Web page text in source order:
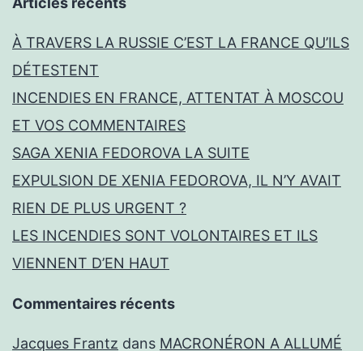
À TRAVERS LA RUSSIE C’EST LA FRANCE QU’ILS
DÉTESTENT
INCENDIES EN FRANCE, ATTENTAT À MOSCOU
ET VOS COMMENTAIRES
SAGA XENIA FEDOROVA LA SUITE
EXPULSION DE XENIA FEDOROVA, IL N’Y AVAIT
RIEN DE PLUS URGENT ?
LES INCENDIES SONT VOLONTAIRES ET ILS
VIENNENT D’EN HAUT
Commentaires récents
Jacques Frantz dans MACRONÉRON A ALLUMÉ